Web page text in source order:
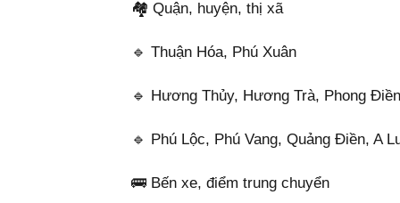
🏘️ Quận, huyện, thị xã
🔹 Thuận Hóa, Phú Xuân
🔹 Hương Thủy, Hương Trà, Phong Điền
🔹 Phú Lộc, Phú Vang, Quảng Điền, A
🚌 Bến xe, điểm trung chuyển